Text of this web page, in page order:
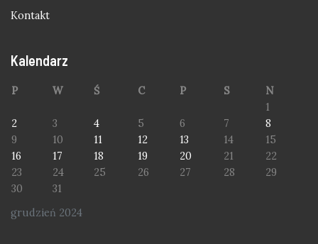
Kontakt
Kalendarz
grudzień 2024
P W Ś C P S
N
1
2
3 4 5 6 7
8
9
10 11 12 13 14
15
16
17 18 19 20 21
22
23
24 25 26 27 28
29
30
31